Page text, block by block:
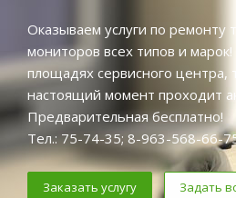
Оказываем услуги по ремонту
мониторов всех типов и
площадях сервисного центра,
настоящий момент проходит
Предварительная бесплатно!
Тел.: 75-74-35; 8-963-568-66-
Заказать услугу Задать